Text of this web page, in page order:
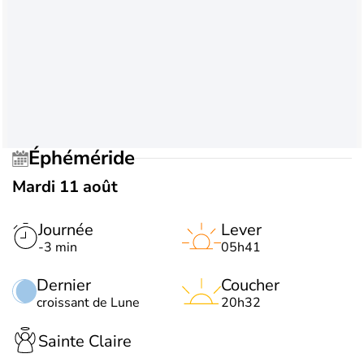
Éphéméride
Mardi 11 août
Journée
-3 min
Dernier
croissant de Lune
Lever
05h41
Coucher
20h32
Sainte Claire